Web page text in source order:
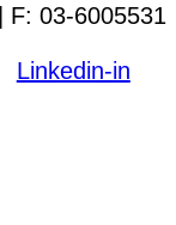
| F: 03-6005531
Linkedin-in